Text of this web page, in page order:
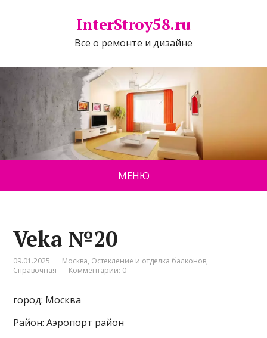
InterStroy58.ru
Все о ремонте и дизайне
МЕНЮ
Veka №20
09.01.2025 Москва, Остекление и отделка балконов,
Справочная
Комментарии: 0
город: Москва
Район: Аэропорт район